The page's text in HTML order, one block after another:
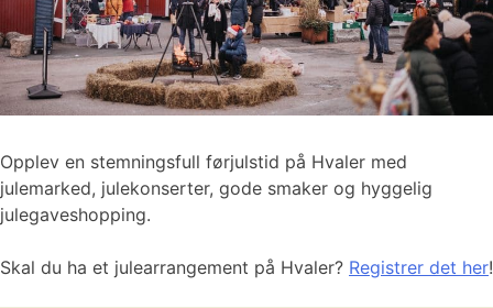
Opplev en stemningsfull førjulstid på Hvaler med
julemarked, julekonserter, gode smaker og hyggelig
julegaveshopping.
Skal du ha et julearrangement på Hvaler? Registrer det her!